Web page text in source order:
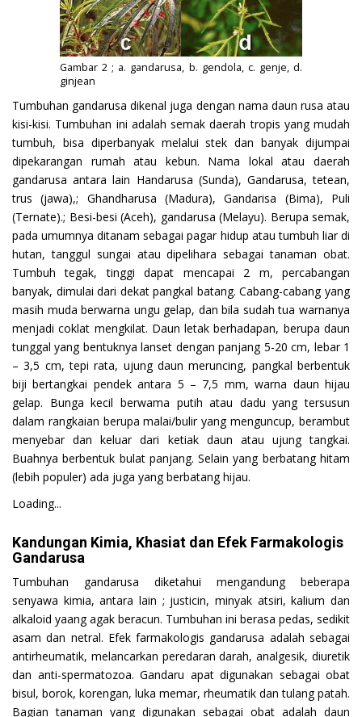
Gambar 2 ; a. gandarusa, b. gendola, c. genje, d.
ginjean
Tumbuhan gandarusa dikenal juga dengan nama daun rusa atau
kisi-kisi. Tumbuhan ini adalah semak daerah tropis yang mudah
tumbuh, bisa diperbanyak melalui stek dan banyak dijumpai
dipekarangan rumah atau kebun. Nama lokal atau daerah
gandarusa antara lain Handarusa (Sunda), Gandarusa, tetean,
trus (jawa),; Ghandharusa (Madura), Gandarisa (Bima), Puli
(Ternate).; Besi-besi (Aceh), gandarusa (Melayu). Berupa semak,
pada umumnya ditanam sebagai pagar hidup atau tumbuh liar di
hutan, tanggul sungai atau dipelihara sebagai tanaman obat.
Tumbuh tegak, tinggi dapat mencapai 2 m, percabangan
banyak, dimulai dari dekat pangkal batang. Cabang-cabang yang
masih muda berwarna ungu gelap, dan bila sudah tua warnanya
menjadi coklat mengkilat. Daun letak berhadapan, berupa daun
tunggal yang bentuknya lanset dengan panjang 5-20 cm, lebar 1
– 3,5 cm, tepi rata, ujung daun meruncing, pangkal berbentuk
biji bertangkai pendek antara 5 – 7,5 mm, warna daun hijau
gelap. Bunga kecil berwama putih atau dadu yang tersusun
dalam rangkaian berupa malai/bulir yang menguncup, berambut
menyebar dan keluar dari ketiak daun atau ujung tangkai.
Buahnya berbentuk bulat panjang. Selain yang berbatang hitam
(lebih populer) ada juga yang berbatang hijau.
Loading...
Kandungan Kimia, Khasiat dan Efek Farmakologis
Gandarusa
Tumbuhan gandarusa diketahui mengandung beberapa
senyawa kimia, antara lain ; justicin, minyak atsiri, kalium dan
alkaloid yaang agak beracun. Tumbuhan ini berasa pedas, sedikit
asam dan netral. Efek farmakologis gandarusa adalah sebagai
antirheumatik, melancarkan peredaran darah, analgesik, diuretik
dan anti-spermatozoa. Gandaru apat digunakan sebagai obat
bisul, borok, korengan, luka memar, rheumatik dan tulang patah.
Bagian tanaman yang digunakan sebagai obat adalah daun